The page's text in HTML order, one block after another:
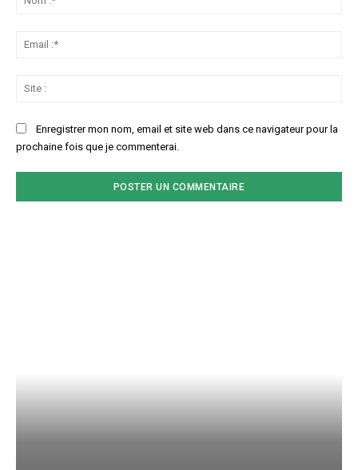
Enregistrer mon nom, email et site web dans ce navigateur pour la
prochaine fois que je commenterai.